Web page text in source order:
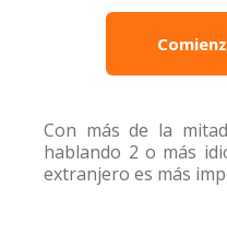
Con más de la
hablando 2 o más
extranjero es más